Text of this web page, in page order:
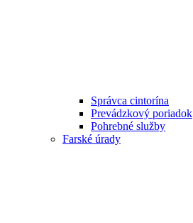
Správca cintorína
Prevádzkový poriadok
Pohrebné služby
Farské úrady